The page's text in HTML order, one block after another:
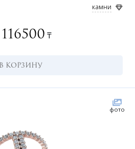
камни
116500 ₸
В КОРЗИНУ
фото